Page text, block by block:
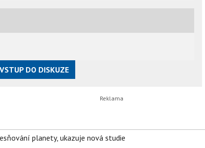
VSTUP DO DISKUZE
planety, ukazuje nová studie